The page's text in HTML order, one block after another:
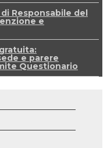
di Responsabile del
e
e parere
Questionario